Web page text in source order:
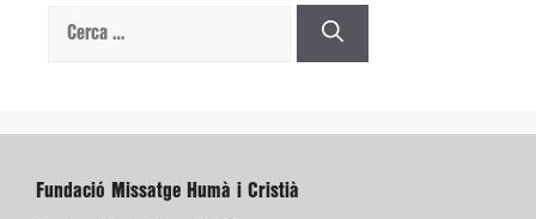
Cerca:
Fundació Missatge Humà i Cristià